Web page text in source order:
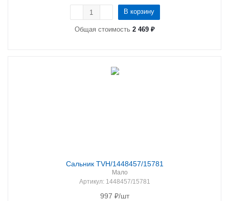
В корзину
Общая стоимость 2 469 ₽
Сальник TVH/1448457/15781
Мало
Артикул: 1448457/15781
997 ₽/шт